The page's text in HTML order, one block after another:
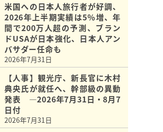
米国への日本人旅行者が好調、
2026年上半期実績は5％増、年
間で200万人超の予測、ブラン
ドUSAが日本強化、日本人アン
バサダー任命も
2026年7月31日
【人事】観光庁、新長官に木村
典央氏が就任へ、幹部級の異動
発表 ―2026年7月31日・8月7
日付
2026年7月31日